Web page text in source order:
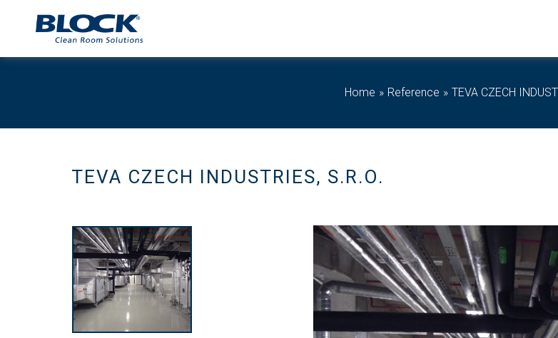
Home Reference TEVA CZECH
TEVA CZECH INDUSTRIES, S.R.O.